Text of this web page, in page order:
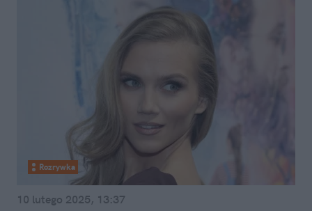
Rozrywka
10 lutego 2025, 13:37